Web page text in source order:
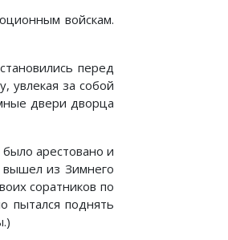
войскам.
перед
увлекая за собой
двери дворца
арестовано и
вышел из Зимнего
соратников по
пытался поднять